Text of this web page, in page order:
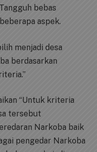
bebas
aspek.
menjadi desa
berdasarkan
“Untuk kriteria
tersebut
Narkoba baik
pengedar Narkoba